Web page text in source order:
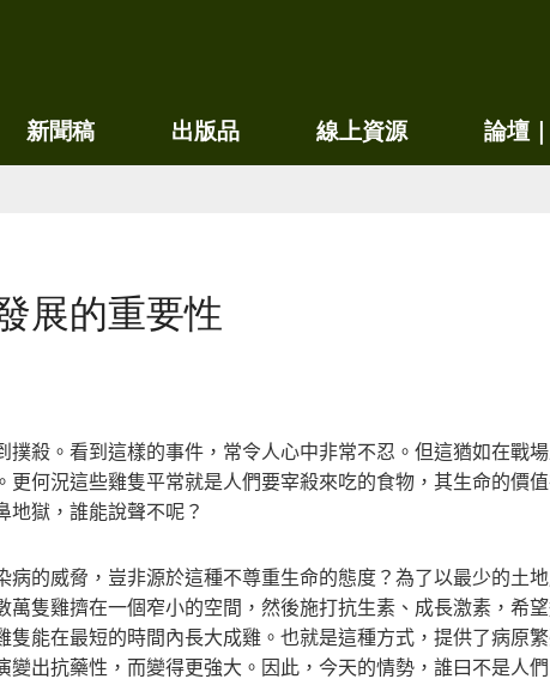
容
新聞稿 出版品 線上資源 論壇
展的重要性
撲殺。看到這樣的事件，常令人心中非常不忍。但這猶如在戰
更何況這些雞隻平常就是人們要宰殺來吃的食物，其生命的價
獄，誰能說聲不呢？
病的威脅，豈非源於這種不尊重生命的態度？為了以最少的土
萬隻雞擠在一個窄小的空間，然後施打抗生素、成長激素，希
隻能在最短的時間內長大成雞。也就是這種方式，提供了病原
出抗藥性，而變得更強大。因此，今天的情勢，誰曰不是人